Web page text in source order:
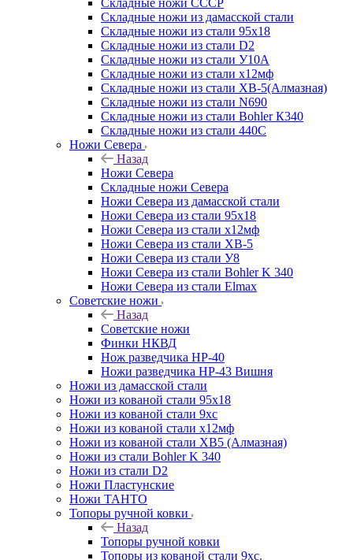
Cкладные ножи СССР
Складные ножи из дамасской стали
Складные ножи из стали 95х18
Складные ножи из стали D2
Складные ножи из стали У10А
Складные ножи из стали х12мф
Складные ножи из стали ХВ-5(Алмазная)
Складные ножи из стали N690
Складные ножи из стали Bohler К340
Складные ножи из стали 440С
Ножи Севера
Назад
Ножи Севера
Складные ножи Севера
Ножи Севера из дамасской стали
Ножи Севера из стали 95х18
Ножи Севера из стали х12мф
Ножи Севера из стали ХВ-5
Ножи Севера из стали У8
Ножи Севера из стали Bohler K 340
Ножи Севера из стали Elmax
Советские ножи
Назад
Советские ножи
Финки НКВД
Нож разведчика НР-40
Ножи разведчика НР-43 Вишня
Ножи из дамасской стали
Ножи из кованой стали 95х18
Ножи из кованой стали 9хс
Ножи из кованой стали х12мф
Ножи из кованой стали ХВ5 (Алмазная)
Ножи из стали Bohler K 340
Ножи из стали D2
Ножи Пластунские
Ножи ТАНТО
Топоры ручной ковки
Назад
Топоры ручной ковки
Топоры из кованой стали 9хс.